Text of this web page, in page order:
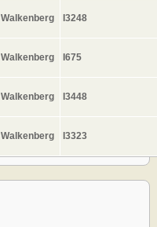
Walkenberg I3248
Walkenberg I675
Walkenberg I3448
Walkenberg I3323